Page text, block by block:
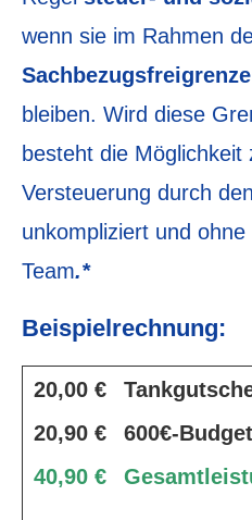
wenn sie im Rahmen
Sachbezugsfreigrenze
bleiben. Wird diese
besteht die Möglichkeit
Versteuerung durch
unkompliziert und
Team.*
Beispielrechnung:
20,00 €
20,90 €
600€-Budget
40,90 €